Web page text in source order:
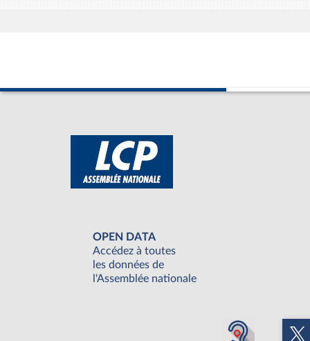
OPEN DATA
Accédez à toutes
les données de
l'Assemblée nationale